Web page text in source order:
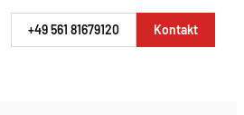
+49 561 81679120 Kontakt